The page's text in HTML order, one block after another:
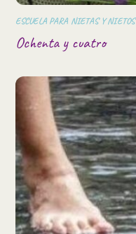
ESCUELA PARA NIETAS Y NIETOS
Ochenta y cuatro